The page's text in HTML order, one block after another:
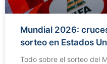
Mundial 2026:
sorteo en Estados
Todo sobre el sorteo del